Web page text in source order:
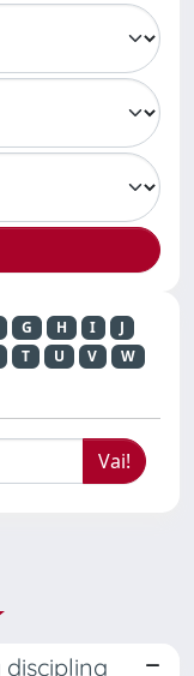
G H I
J
T U V
W